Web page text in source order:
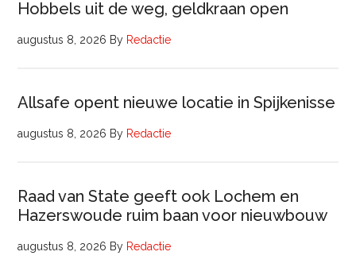
Vastgoedmanagement
Hobbels uit de weg, geldkraan open
augustus 8, 2026 By Redactie
Allsafe opent nieuwe locatie in Spijkenisse
augustus 8, 2026 By Redactie
Raad van State geeft ook Lochem en
Hazerswoude ruim baan voor nieuwbouw
augustus 8, 2026 By Redactie